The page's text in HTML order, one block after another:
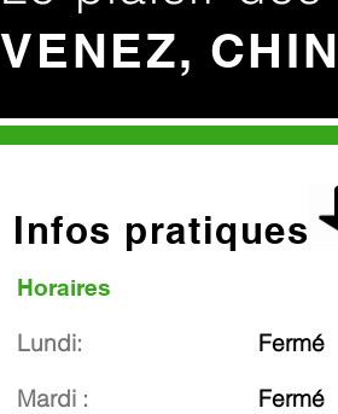
VENEZ,
Infos pratiques
Horaires
Lundi:
Mardi :
Fermé
Fermé